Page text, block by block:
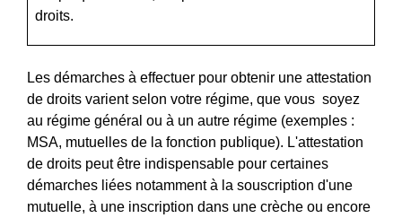
droits.
Les démarches à effectuer pour obtenir une attestation
de droits varient selon votre régime, que vous soyez
au régime général ou à un autre régime (exemples :
MSA, mutuelles de la fonction publique). L'attestation
de droits peut être indispensable pour certaines
démarches liées notamment à la souscription d'une
mutuelle, à une inscription dans une crèche ou encore